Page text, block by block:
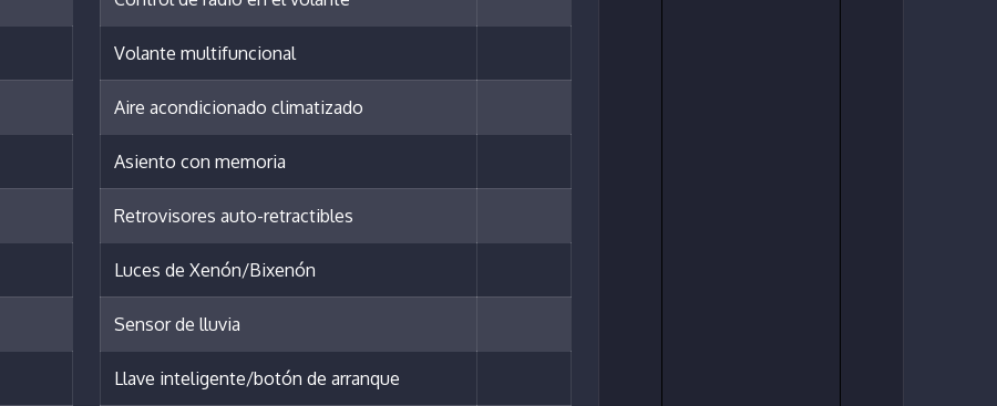
Volante multifuncional
Aire acondicionado climatizado
Asiento con memoria
Retrovisores auto-retractibles
Luces de Xenón/Bixenón
Sensor de lluvia
Llave inteligente/botón de arranque